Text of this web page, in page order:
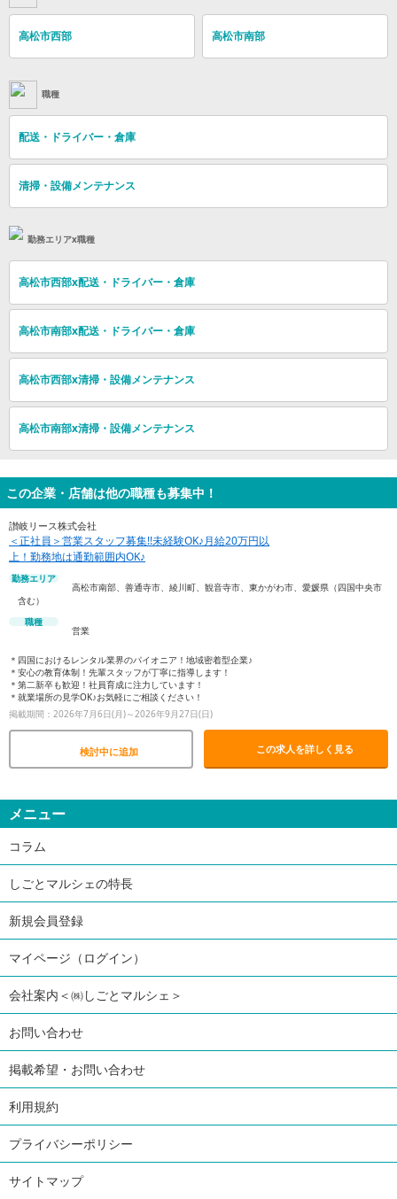
高松市西部 高松市南部
職種
配送・ドライバー・倉庫
清掃・設備メンテナンス
勤務エリアx職種
高松市西部x配送・ドライバー・倉庫
高松市南部x配送・ドライバー・倉庫
高松市西部x清掃・設備メンテナンス
高松市南部x清掃・設備メンテナンス
この企業・店舗は他の職種も募集中！
讃岐リース株式会社
＜正社員＞営業スタッフ募集!!未経験OK♪月給20万円以
上！勤務地は通勤範囲内OK♪
勤務エリア
高松市南部、善通寺市、綾川町、観音寺市、東かがわ市、愛媛県（四国中央市
含む）
職種
営業
＊四国におけるレンタル業界のパイオニア！地域密着型企業♪
＊安心の教育体制！先輩スタッフが丁寧に指導します！
＊第二新卒も歓迎！社員育成に注力しています！
＊就業場所の見学OK♪お気軽にご相談ください！
掲載期間：2026年7月6日(月)～2026年9月27日(日)
検討中に追加 この求人を詳しく見る
メニュー
コラム
しごとマルシェの特長
新規会員登録
マイページ（ログイン）
会社案内＜㈱しごとマルシェ＞
お問い合わせ
掲載希望・お問い合わせ
利用規約
プライバシーポリシー
サイトマップ